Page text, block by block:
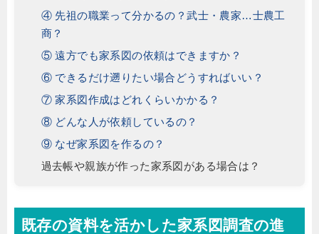
④ 先祖の職業って分かるの？武士・農家…士農工
商？
⑤ 遠方でも家系図の依頼はできますか？
⑥ できるだけ遡りたい場合どうすればいい？
⑦ 家系図作成はどれくらいかかる？
⑧ どんな人が依頼しているの？
⑨ なぜ家系図を作るの？
過去帳や親族が作った家系図がある場合は？
既存の資料を活かした家系図調査の進